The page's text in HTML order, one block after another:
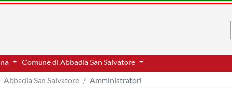
Comune di Abbadia San Salvatore
Abbadia San Salvatore Amministratori